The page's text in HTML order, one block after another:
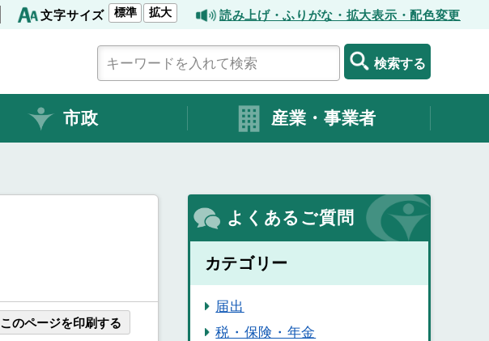
文字サイズ 標準 拡大 読み上げ・ふりがな・拡大表示・配色変更
検索する
市政 産業・事業者
このページを印刷する
よくあるご質問
カテゴリー
届出
税・保険・年金